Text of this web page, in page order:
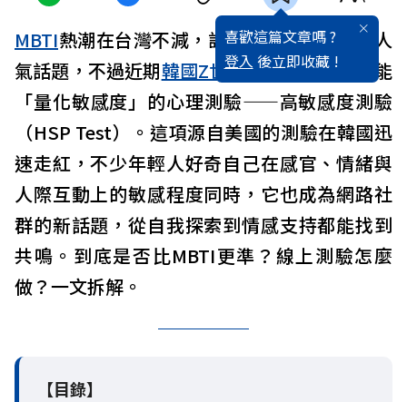
喜歡這篇文章嗎 ?
登入 後立即收藏 !
MBTI熱潮在台灣不減，討論I人與E人持續是人
氣話題，不過近期韓國Z世代開始迷上另一種能
「量化敏感度」的心理測驗——高敏感度測驗
（HSP Test）。這項源自美國的測驗在韓國迅
速走紅，不少年輕人好奇自己在感官、情緒與
人際互動上的敏感程度同時，它也成為網路社
群的新話題，從自我探索到情感支持都能找到
共鳴。到底是否比MBTI更準？線上測驗怎麼
做？一文拆解。
【目錄】